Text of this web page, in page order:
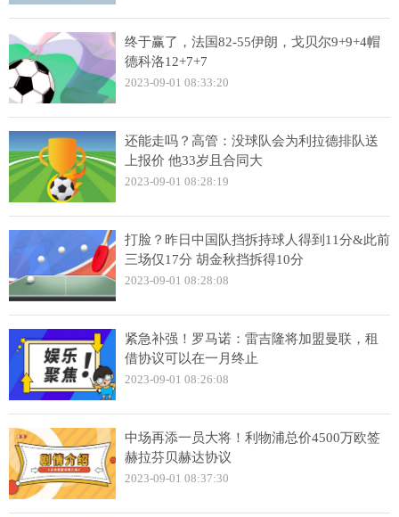
终于赢了，法国82-55伊朗，戈贝尔9+9+4帽
德科洛12+7+7
2023-09-01 08:33:20
还能走吗？高管：没球队会为利拉德排队送
上报价 他33岁且合同大
2023-09-01 08:28:19
打脸？昨日中国队挡拆持球人得到11分&此前
三场仅17分 胡金秋挡拆得10分
2023-09-01 08:28:08
紧急补强！罗马诺：雷吉隆将加盟曼联，租
借协议可以在一月终止
2023-09-01 08:26:08
中场再添一员大将！利物浦总价4500万欧签
赫拉芬贝赫达协议
2023-09-01 08:37:30